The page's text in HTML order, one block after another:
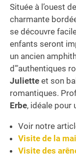
Située à l’ouest
charmante
se découvre
enfants seront
un ancien
d'"authentiques
Juliette et son
romantiques.
Erbe, idéale pour
Voir notre
Visite de la
Visite des